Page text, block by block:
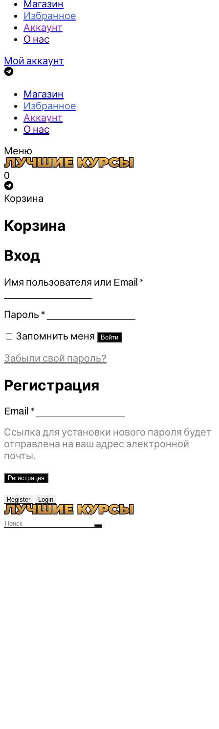
Магазин
Избранное
Аккаунт
О нас
Мой аккаунт
Магазин
Избранное
Аккаунт
О нас
Меню
0
Корзина
Корзина
Вход
Имя пользователя или Email *Обязательно
Пароль *Обязательно
Запомнить меня Войти
Забыли свой пароль?
Регистрация
Email *Обязательно
Ссылка для установки нового пароля будет
отправлена ​​на ваш адрес электронной
почты.
Регистрация
Register Login